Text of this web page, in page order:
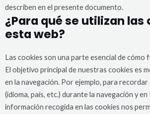
describen en el presente documento.
¿Para qué se utilizan las
esta web?
Las cookies son una parte esencial de cómo
El objetivo principal de nuestras cookies es
en la navegación. Por ejemplo, para
(idioma, país, etc.) durante la navegación y
información recogida en las cookies nos